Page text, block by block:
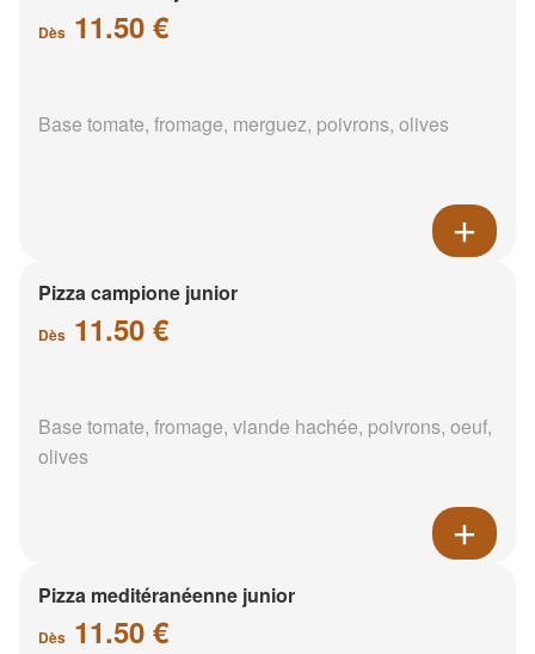
Dès 11.50 €
Base tomate, fromage, merguez, poivrons, olives
Pizza campione junior
Dès 11.50 €
Base tomate, fromage, viande hachée, poivrons, oeuf,
olives
Pizza meditéranéenne junior
Dès 11.50 €